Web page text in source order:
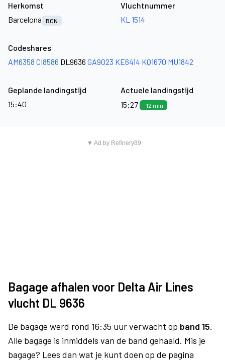
Herkomst
Barcelona
BCN
Vluchtnummer
KL 1514
Codeshares
AM6358 CI8586 DL9636 GA9023 KE6414 KQ1670 MU1842
Geplande landingstijd
15:40
Actuele landingstijd
15:27
-12 min
▼ Ad by Refinery89
Bagage afhalen voor Delta Air Lines
vlucht DL 9636
De bagage werd rond 16:35 uur verwacht op band 15.
Alle bagage is inmiddels van de band gehaald. Mis je
bagage? Lees dan wat je kunt doen op de pagina